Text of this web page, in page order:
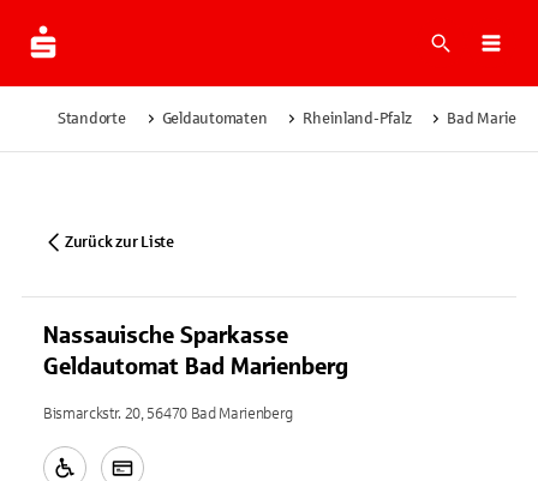
Suche
Standorte Geldautomaten Rheinland-Pfalz Bad
Zurück zur Liste
Nassauische Sparkasse
Geldautomat Bad Marienberg
Bismarckstr. 20, 56470 Bad Marienberg